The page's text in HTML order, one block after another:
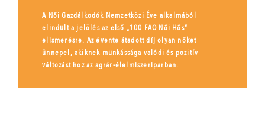
A Női Gazdálkodók Nemzetközi Éve alkalmából
elindult a jelölés az első „100 FAO Női Hős”
elismerésre. Az évente átadott díj olyan nőket
ünnepel, akiknek munkássága valódi és pozitív
változást hoz az agrár-élelmiszeriparban.